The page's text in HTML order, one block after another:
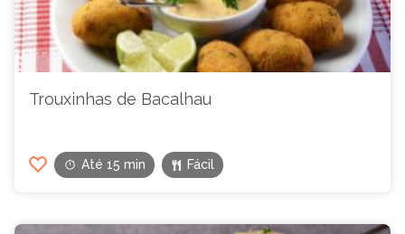
Trouxinhas de Bacalhau
Até 15 min Fácil